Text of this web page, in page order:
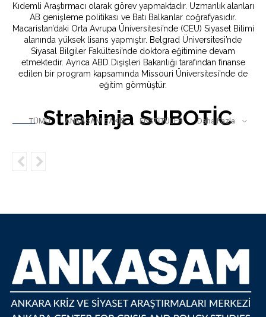
Kıdemli Araştırmacı olarak görev yapmaktadır. Uzmanlık alanları
AB genişleme politikası ve Batı Balkanlar coğrafyasıdır.
Macaristan’daki Orta Avrupa Üniversitesi’nde (CEU) Siyaset Bilimi
alanında yüksek lisans yapmıştır. Belgrad Üniversitesi’nde
Siyasal Bilgiler Fakültesi’nde doktora eğitimine devam
etmektedir. Ayrıca ABD Dışişleri Bakanlığı tarafından finanse
edilen bir program kapsamında Missouri Üniversitesi’nde de
eğitim görmüştür.
Strahinja SUBOTİC
TÜMÜ ANKASAM BAKIŞ ENSTİTÜLER Daha Fazla